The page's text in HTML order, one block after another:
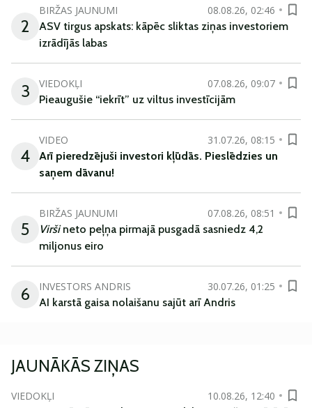
2
BIRŽAS JAUNUMI
08.08.26, 02:46
ASV tirgus apskats: kāpēc sliktas ziņas investoriem
izrādījās labas
3 VIEDOKĻI
07.08.26, 09:07
Pieaugušie “iekrīt” uz viltus investīcijām
4
VIDEO
31.07.26, 08:15
Arī pieredzējuši investori kļūdās. Pieslēdzies un
saņem dāvanu!
5
BIRŽAS JAUNUMI
07.08.26, 08:51
Viršineto peļņa pirmajā pusgadā sasniedz 4,2
miljonus eiro
6 INVESTORS ANDRIS
30.07.26, 01:25
AI karstā gaisa nolaišanu sajūt arī Andris
JAUNĀKĀS ZIŅAS
VIEDOKĻI
10.08.26, 12:40